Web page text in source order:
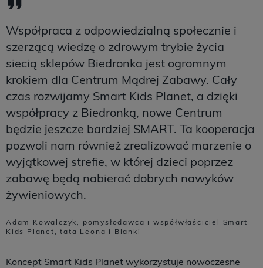
Współpraca z odpowiedzialną społecznie i
szerzącą wiedzę o zdrowym trybie życia
siecią sklepów Biedronka jest ogromnym
krokiem dla Centrum Mądrej Zabawy. Cały
czas rozwijamy Smart Kids Planet, a dzięki
współpracy z Biedronką, nowe Centrum
będzie jeszcze bardziej SMART. Ta kooperacja
pozwoli nam również zrealizować marzenie o
wyjątkowej strefie, w której dzieci poprzez
zabawę będą nabierać dobrych nawyków
żywieniowych.
Adam Kowalczyk, pomysłodawca i współwłaściciel Smart
Kids Planet, tata Leona i Blanki
Koncept Smart Kids Planet wykorzystuje nowoczesne